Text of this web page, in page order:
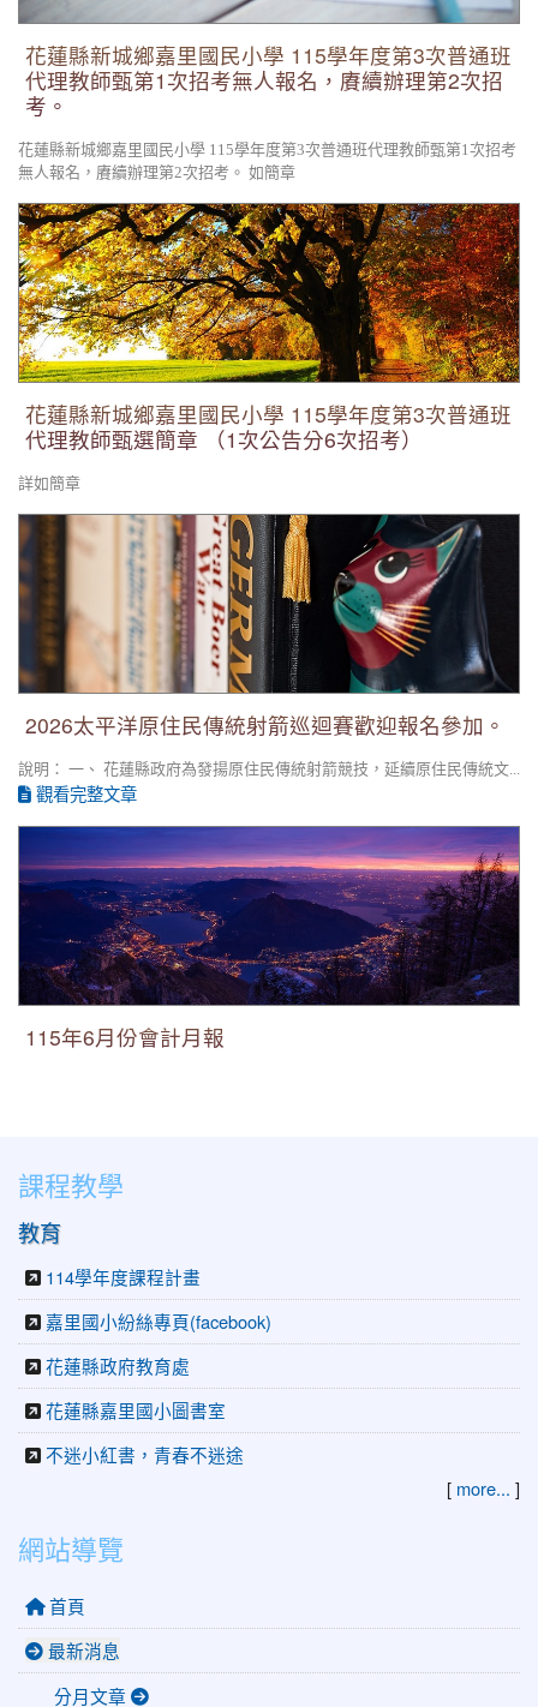
花蓮縣新城鄉嘉里國民小學 115學年度第3次普通班
代理教師甄第1次招考無人報名，賡續辦理第2次招
考。
花蓮縣新城鄉嘉里國民小學 115學年度第3次普通班代理教師甄第1次招考
無人報名，賡續辦理第2次招考。 如簡章
花蓮縣新城鄉嘉里國民小學 115學年度第3次普通班代理教師甄
選簡章 （1次公告分6次招考）
花蓮縣新城鄉嘉里國民小學 115學年度第3次普通班
代理教師甄選簡章 （1次公告分6次招考）
詳如簡章
2026太平洋原住民傳統射箭巡迴賽歡迎報名參加。
2026太平洋原住民傳統射箭巡迴賽歡迎報名參加。
說明： 一、 花蓮縣政府為發揚原住民傳統射箭競技，延續原住民傳統文...
觀看完整文章
115年6月份會計月報
115年6月份會計月報
課程教學
教育
114學年度課程計畫
嘉里國小紛絲專頁(facebook)
花蓮縣政府教育處
花蓮縣嘉里國小圖書室
不迷小紅書，青春不迷途
[ more... ]
網站導覽
首頁
最新消息
分月文章